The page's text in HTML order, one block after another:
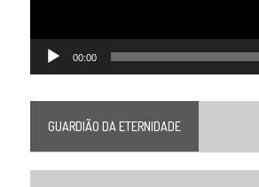
00:00
GUARDIÃO DA ETERNIDADE